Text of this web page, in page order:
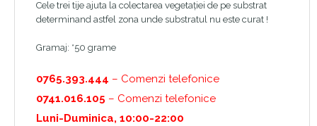
Cele trei tije ajuta la colectarea vegetației de pe substrat
determinand astfel zona unde substratul nu este curat !
Gramaj: *50 grame
0765.393.444 – Comenzi telefonice
0741.016.105 – Comenzi telefonice
Luni-Duminica, 10:00-22:00